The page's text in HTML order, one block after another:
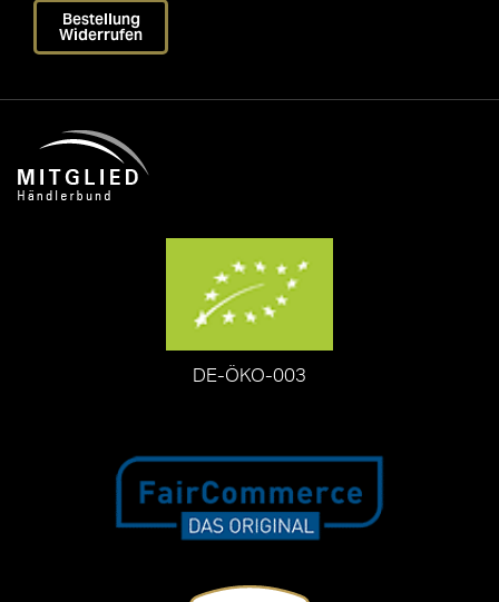
Bestellung
Widerrufen
DE-ÖKO-003